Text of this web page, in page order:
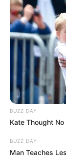
BUZZ DAY
Kate Thought
BUZZ DAY
Man Teaches